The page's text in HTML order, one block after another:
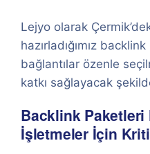
Lejyo olarak
hazırladığımız
bağlantılar özenle
katkı sağlayacak
Backlink Paketleri
İşletmeler İçin